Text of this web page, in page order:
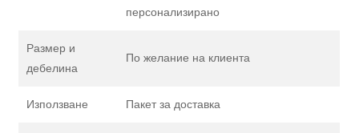
персонализирано
Размер и
дебелина
По желание на клиента
Използване Пакет за доставка